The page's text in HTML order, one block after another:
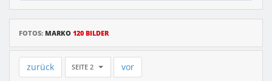
FOTOS: MARKO 120 BILDER
zurück SEITE 2 vor